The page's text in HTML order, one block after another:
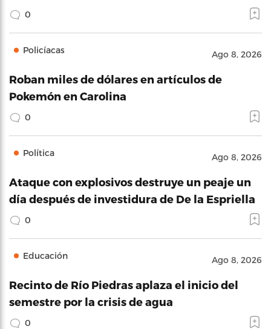
0
Policíacas Ago 8, 2026
Roban miles de dólares en artículos de
Pokemón en Carolina
0
Política Ago 8, 2026
Ataque con explosivos destruye un peaje un
día después de investidura de De la Espriella
0
Educación Ago 8, 2026
Recinto de Río Piedras aplaza el inicio del
semestre por la crisis de agua
0